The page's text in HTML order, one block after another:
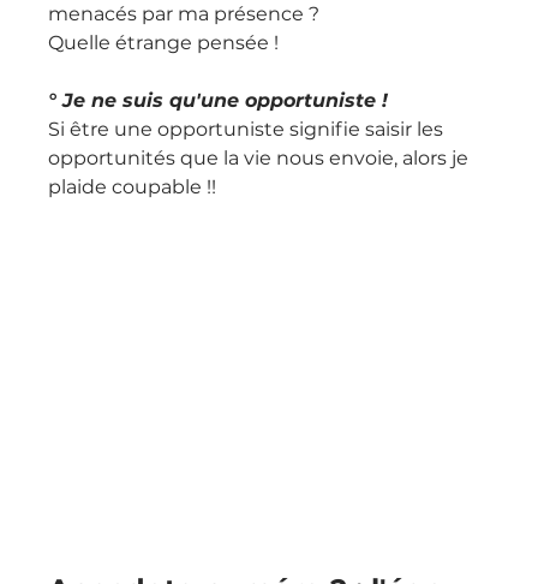
menacés par ma présence ?
Quelle étrange pensée !
° Je ne suis qu'une opportuniste !
Si être une opportuniste signifie saisir les
opportunités que la vie nous envoie, alors je
plaide coupable !!